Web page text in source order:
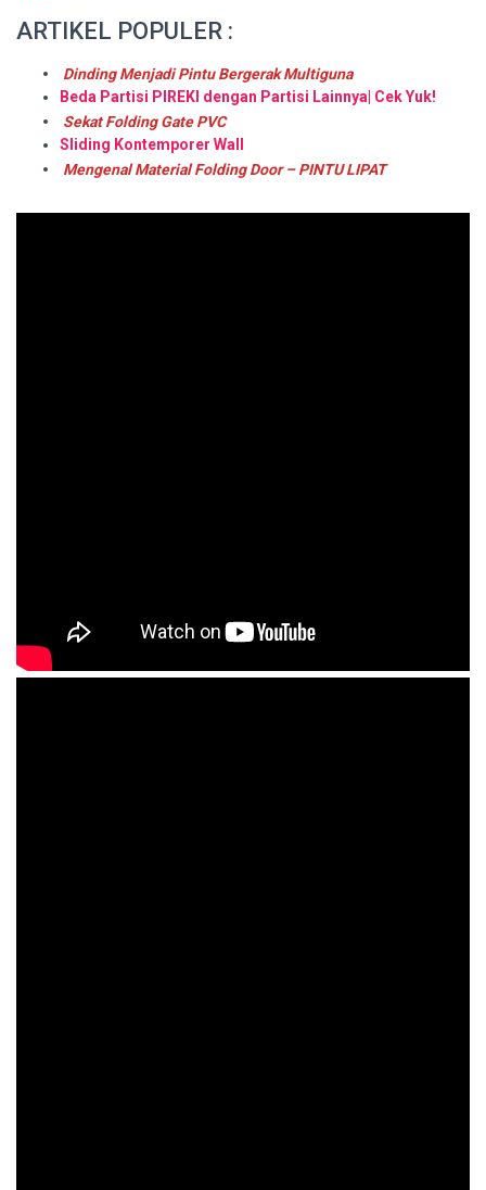
ARTIKEL POPULER :
Dinding Menjadi Pintu Bergerak Multiguna
Beda Partisi PIREKI dengan Partisi Lainnya| Cek Yuk!
Sekat Folding Gate PVC
Sliding Kontemporer Wall
Mengenal Material Folding Door – PINTU LIPAT